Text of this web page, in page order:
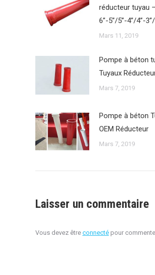
réducteur tuyau –
6”-5”/5”-4”/4”-
Mars 11, 2019
Pompe à béton
Tuyaux
Mars 7, 2019
Pompe à béton
OEM Réducteur
Mars 7, 2019
Laisser un commentaire
Vous devez être connecté pour